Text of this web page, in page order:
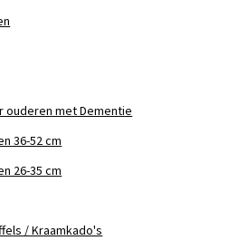
ouderen met Dementie
36-52 cm
26-35 cm
/ Kraamkado's